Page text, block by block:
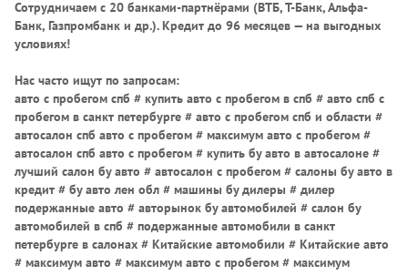
Сотрудничаем с 20 банками-партнёрами (ВТБ, Т-Банк, Альфа-
Банк, Газпромбанк и др.). Кредит до 96 месяцев — на выгодных
условиях!
Нас часто ищут по запросам:
авто с пробегом спб # купить авто с пробегом в спб # авто спб с
пробегом в санкт петербурге # авто с пробегом спб и области #
автосалон спб авто с пробегом # максимум авто с пробегом #
автосалон спб авто с пробегом # купить бу авто в автосалоне #
лучший салон бу авто # автосалон с пробегом # салоны бу авто в
кредит # бу авто лен обл # машины бу дилеры # дилер
подержанные авто # авторынок бу автомобилей # салон бу
автомобилей в спб # подержанные автомобили в санкт
петербурге в салонах # Китайские автомобили # Китайские авто
# максимум авто # максимум авто с пробегом # максимум